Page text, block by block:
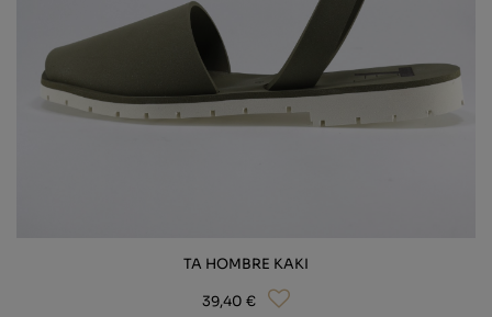
TA HOMBRE KAKI
39,40 €